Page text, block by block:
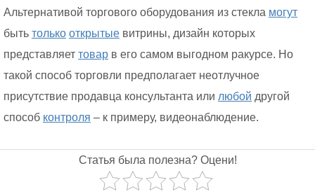
Альтернативой торгового оборудования из стекла могут
быть только открытые витрины, дизайн которых
представляет товар в его самом выгодном ракурсе. Но
такой способ торговли предполагает неотлучное
присутствие продавца консультанта или любой другой
способ контроля – к примеру, видеонаблюдение.
Статья была полезна? Оцени!